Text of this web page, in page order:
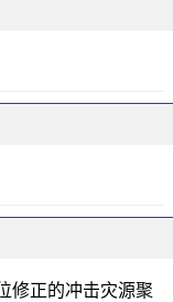
修正的冲击灾源聚